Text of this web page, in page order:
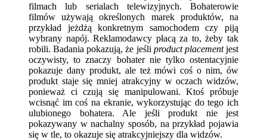
filmach lub serialach telewizyjnych. Bohaterowie
filmów używają określonych marek produktów, na
przykład jeżdżą konkretnym samochodem czy piją
wybrany napój. Reklamodawcy płacą za to, żeby tak
robili. Badania pokazują, że jeśli product placementjest
oczywisty, to znaczy bohater nie tylko ostentacyjnie
pokazuje dany produkt, ale też mówi coś o nim, ów
produkt staje się mniej atrakcyjny w oczach widzów,
ponieważ ci czują się manipulowani. Ktoś próbuje
wcisnąć im coś na ekranie, wykorzystując do tego ich
ulubionego bohatera. Ale jeśli produkt nie jest
pokazywany w nachalny sposób, na przykład pojawia
się w tle, to okazuje się atrakcyjniejszy dla widzów.